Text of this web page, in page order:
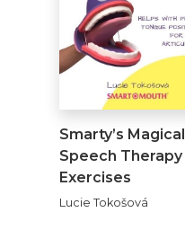
Smarty’s Magical
Speech Therapy
Exercises
Lucie Tokošová